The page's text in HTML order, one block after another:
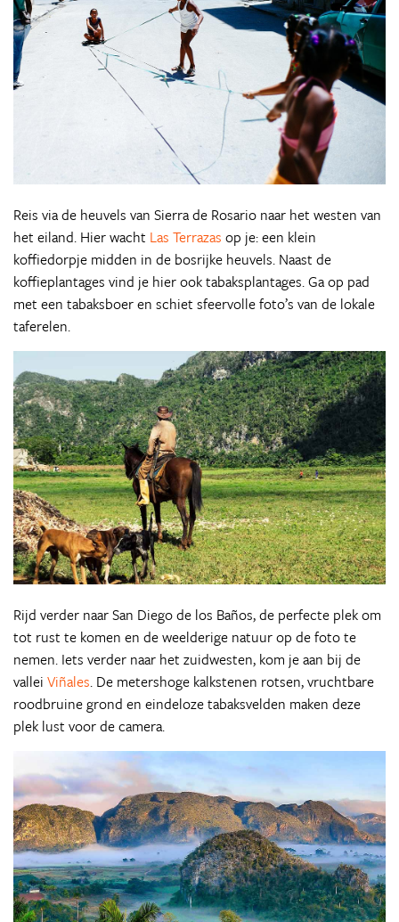
Reis via de heuvels van Sierra de Rosario naar het westen van
het eiland. Hier wacht Las Terrazas op je: een klein
koffiedorpje midden in de bosrijke heuvels. Naast de
koffieplantages vind je hier ook tabaksplantages. Ga op pad
met een tabaksboer en schiet sfeervolle foto’s van de lokale
taferelen.
Rijd verder naar San Diego de los Baños, de perfecte plek om
tot rust te komen en de weelderige natuur op de foto te
nemen. Iets verder naar het zuidwesten, kom je aan bij de
vallei Viñales. De metershoge kalkstenen rotsen, vruchtbare
roodbruine grond en eindeloze tabaksvelden maken deze
plek lust voor de camera.